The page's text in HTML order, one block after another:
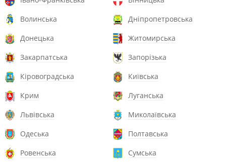
Волинська
Дніпропетровська
Донецька
Житомирська
Закарпатська
Запорізька
Кіровоградська
Київська
Крим
Луганська
Львівська
Миколаївська
Одеська
Полтавська
Ровенська
Сумська